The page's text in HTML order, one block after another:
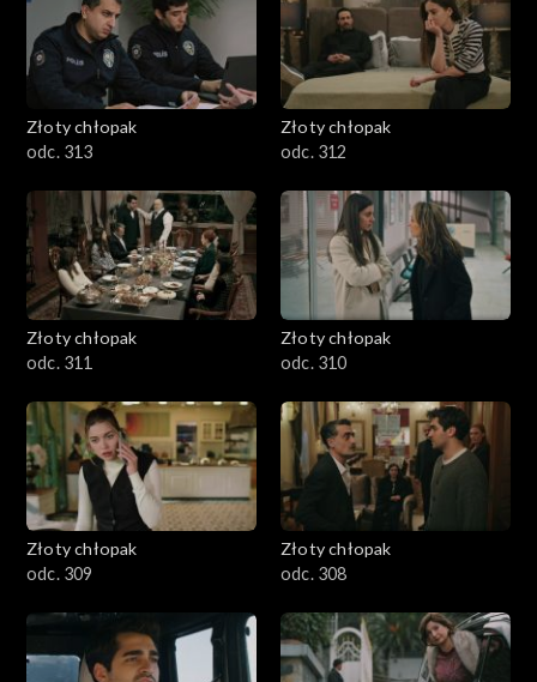
Złoty chłopak
odc. 313
Złoty chłopak
odc. 312
Złoty chłopak
odc. 311
Złoty chłopak
odc. 310
Złoty chłopak
odc. 309
Złoty chłopak
odc. 308